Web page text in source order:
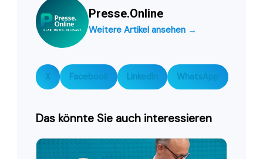
Presse.Online
Weitere Artikel ansehen →
X Facebook LinkedIn WhatsApp
Das könnte Sie auch interessieren